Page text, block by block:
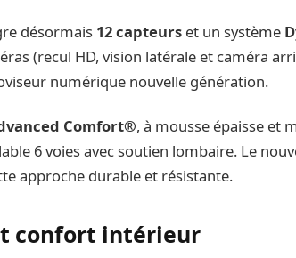
désormais 12 capteurs et un système
(recul HD, vision latérale et caméra
numérique nouvelle génération.
Comfort®, à mousse épaisse et
6 voies avec soutien lombaire. Le
approche durable et résistante.
confort intérieur